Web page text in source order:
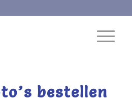
bestellen